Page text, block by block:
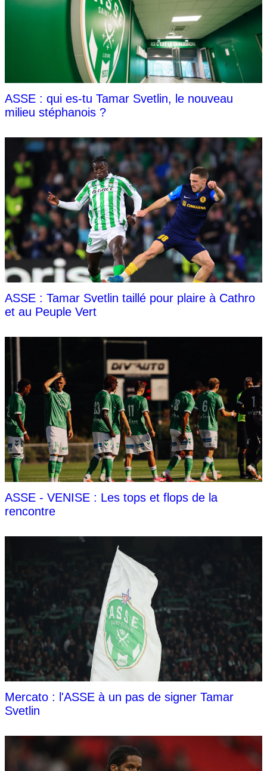
ASSE : qui es-tu Tamar Svetlin, le nouveau
milieu stéphanois ?
ASSE : Tamar Svetlin taillé pour plaire à Cathro
et au Peuple Vert
ASSE - VENISE : Les tops et flops de la
rencontre
Mercato : l'ASSE à un pas de signer Tamar
Svetlin